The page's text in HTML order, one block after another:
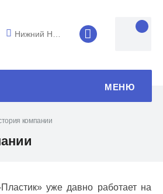
Нижний Новгород 8 (4852) 33-
МЕНЮ
компании
уже давно работает на